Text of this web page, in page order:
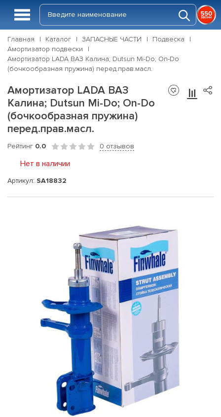
Главная Каталог ЗАПАСНЫЕ ЧАСТИ
Подвеска
Амортизатор подвески
Амортизатор LADA ВАЗ Калина; Dutsun Mi-Do; On-Do
(бочкообразная пружина) перед.прав.масл.
Амортизатор LADA ВАЗ
Калина; Dutsun Mi-Do; On-Do
(бочкообразная пружина)
перед.прав.масл.
Рейтинг 0.0 0 отзывов
Нет в наличии
Артикул: SA18832